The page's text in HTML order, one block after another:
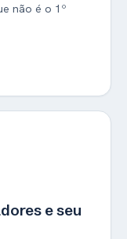
não é o 1º
e seu